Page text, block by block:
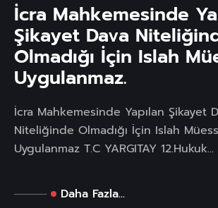
İcra Mahkemesinde
Şikayet Dava
Olmadığı İçin Islah
Uygulanmaz.
İcra Mahkemesinde Yapılan Şikayet
Niteliğinde Olmadığı İçin Islah
Uygulanmaz T.C YARGITAY 12.Hukuk...
Daha Fazla...